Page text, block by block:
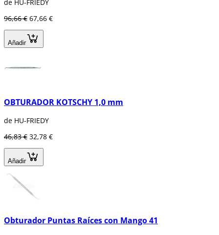
de HU-FRIEDY
96,66 € 67,66 €
Añadir
OBTURADOR KOTSCHY 1,0 mm
de HU-FRIEDY
46,83 € 32,78 €
Añadir
Obturador Puntas Raíces con Mango 41